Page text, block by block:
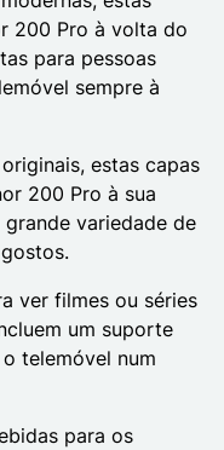
200 Pro à volta do
para pessoas
sempre à
estas capas
200 Pro à sua
variedade de
ver filmes ou séries
um suporte
telemóvel num
para os